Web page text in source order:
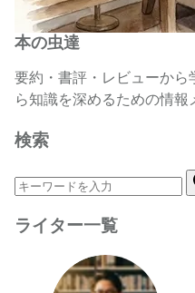
本の虫達
要約・書評・レビューか
ら知識を深めるための情報
検索
ライター一覧